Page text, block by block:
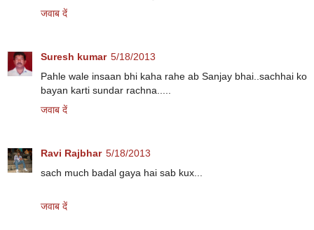
जवाब दें
Suresh kumar 5/18/2013
Pahle wale insaan bhi kaha rahe ab Sanjay bhai..sachhai ko
bayan karti sundar rachna.....
जवाब दें
Ravi Rajbhar 5/18/2013
sach much badal gaya hai sab kux...
जवाब दें